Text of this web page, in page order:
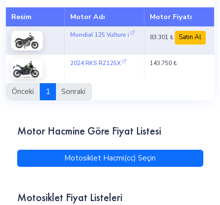
Resim Motor Adı Motor Fiyatı
Mondial 125 Vulture i 83.301 ₺ Satın Al
2024 RKS RZ125X 143.750 ₺
Önceki 1 Sonraki
Motor Hacmine Göre Fiyat Listesi
Motosiklet Hacmi(cc) Seçin
Motosiklet Fiyat Listeleri